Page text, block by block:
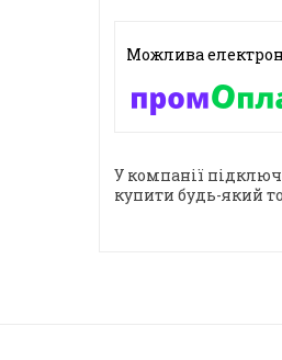
У компанії
купити будь-який